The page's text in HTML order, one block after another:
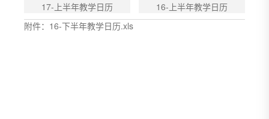
17-上半年教学日历
16-上半年教学日历
附件：16-下半年教学日历.xls